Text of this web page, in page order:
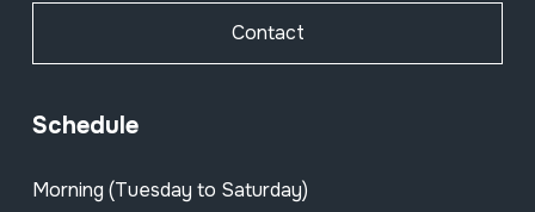
Contact
Schedule
Morning (Tuesday to Saturday)